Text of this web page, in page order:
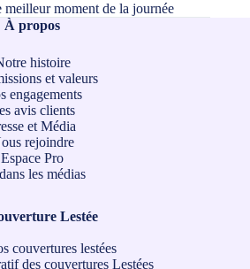
meilleur moment de la journée
À propos
histoire
et valeurs
engagements
avis clients
et Média
rejoindre
Espace Pro
les médias
Lestée
couvertures lestées
des couvertures Lestées